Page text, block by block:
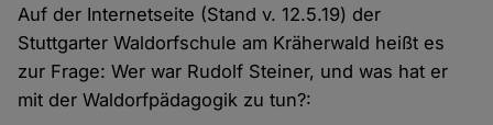
Auf der Internetseite (Stand v. 12.5.19) der
Stuttgarter Waldorfschule am Kräherwald heißt es
zur Frage: Wer war Rudolf Steiner, und was hat er
mit der Waldorfpädagogik zu tun?: